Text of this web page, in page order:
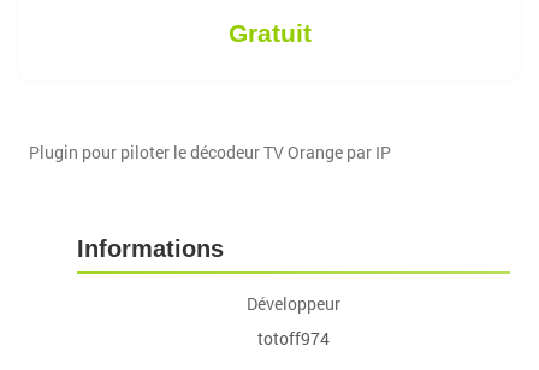
Gratuit
Plugin pour piloter le décodeur TV Orange par IP
Informations
Développeur
totoff974